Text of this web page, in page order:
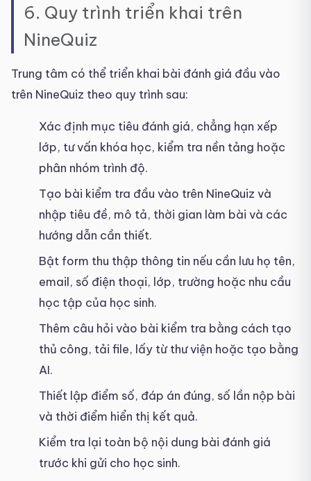
6. Quy trình triển khai trên
NineQuiz
Trung tâm có thể triển khai bài đánh giá đầu vào
trên NineQuiz theo quy trình sau:
Xác định mục tiêu đánh giá, chẳng hạn xếp
lớp, tư vấn khóa học, kiểm tra nền tảng hoặc
phân nhóm trình độ.
Tạo bài kiểm tra đầu vào trên NineQuiz và
nhập tiêu đề, mô tả, thời gian làm bài và các
hướng dẫn cần thiết.
Bật form thu thập thông tin nếu cần lưu họ tên,
email, số điện thoại, lớp, trường hoặc nhu cầu
học tập của học sinh.
Thêm câu hỏi vào bài kiểm tra bằng cách tạo
thủ công, tải file, lấy từ thư viện hoặc tạo bằng
AI.
Thiết lập điểm số, đáp án đúng, số lần nộp bài
và thời điểm hiển thị kết quả.
Kiểm tra lại toàn bộ nội dung bài đánh giá
trước khi gửi cho học sinh.